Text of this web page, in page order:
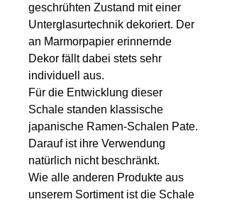
geschrühten Zustand mit einer
Unterglasurtechnik dekoriert. Der
an Marmorpapier erinnernde
Dekor fällt dabei stets sehr
individuell aus.
Für die Entwicklung dieser
Schale standen klassische
japanische Ramen-Schalen Pate.
Darauf ist ihre Verwendung
natürlich nicht beschränkt.
Wie alle anderen Produkte aus
unserem Sortiment ist die Schale